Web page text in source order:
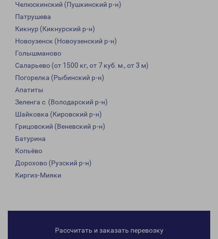
Челюскинский (Пушкинский р-н)
Патрушева
Кикнур (Кикнурский р-н)
Новоузенск (Новоузенский р-н)
Голышманово
Саларьево (от 1500 кг, от 7 куб. м., от 3 м)
Погорелка (Рыбинский р-н)
Апатиты
Зеленга с. (Володарский р-н)
Шайковка (Кировский р-н)
Грицовский (Веневский р-н)
Батурина
Копьёво
Дорохово (Рузский р-н)
Киргиз-Мияки
Рассчитать и заказать перевозку